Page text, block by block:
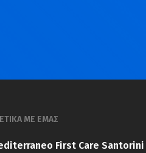
ΜΕ ΕΜΑΣ
First Care Santorini